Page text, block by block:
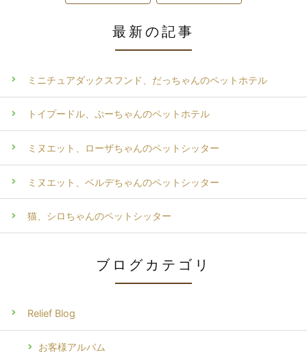
最新の記事
ミニチュアダックスフンド、だっちゃんのペットホテル
トイプードル、ぷーちゃんのペットホテル
ミヌエット、ローザちゃんのペットシッター
ミヌエット、ベルデちゃんのペットシッター
猫、シロちゃんのペットシッター
ブログカテゴリ
Relief Blog
お客様アルバム